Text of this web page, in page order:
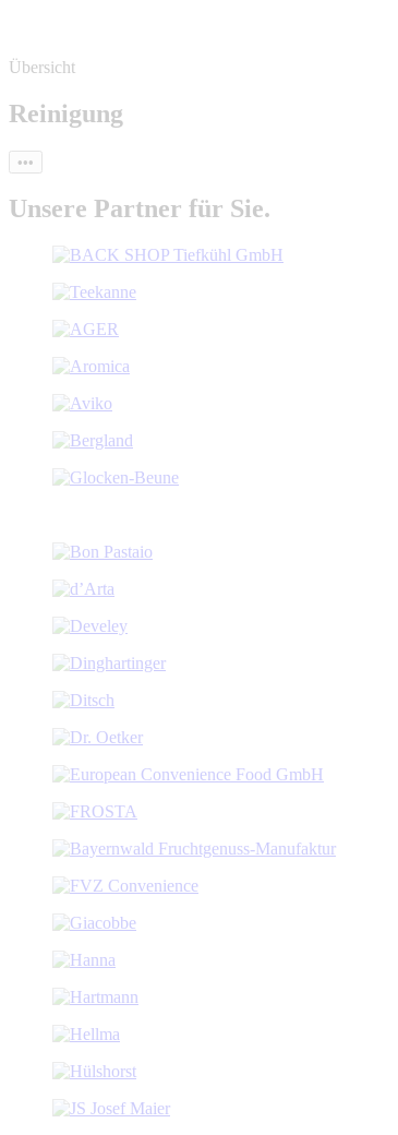
Übersicht
Reinigung
•••
Unsere Partner für Sie.